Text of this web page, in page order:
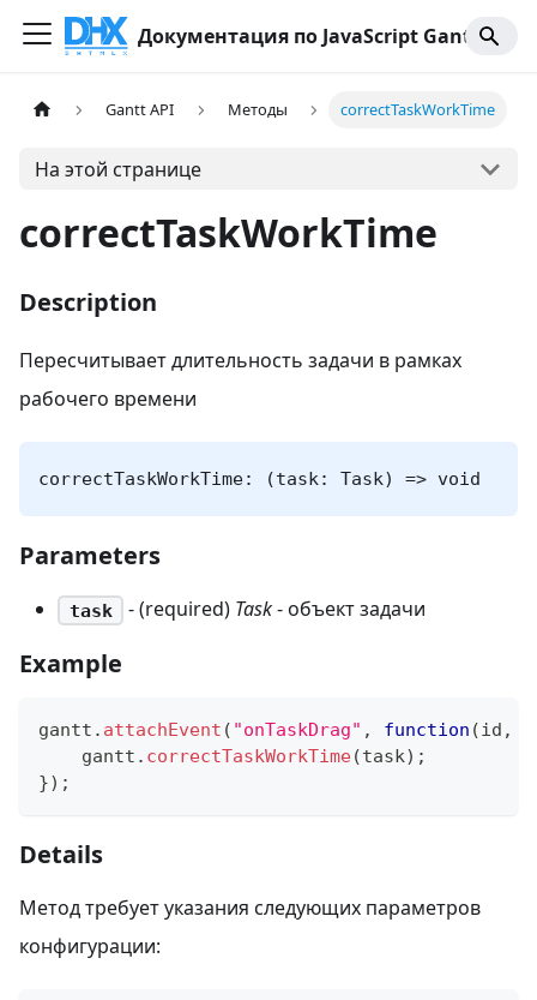
Документация по JavaScript Gantt
Gantt API Методы correctTaskWorkTime
На этой странице
correctTaskWorkTime
Description
Пересчитывает длительность задачи в рамках
рабочего времени
correctTaskWorkTime: (task: Task) => void
Parameters
task - (required) Task- объект задачи
Example
gantt . attachEvent ( "onTaskDrag" , function (id ,
    gantt
. correctTaskWorkTime(task) ;
}) ;
Details
Метод требует указания следующих параметров
конфигурации: